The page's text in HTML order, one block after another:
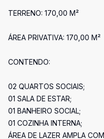
TERRENO: 170,00 M²
ÁREA PRIVATIVA: 170,00 M²
CONTENDO:
02 QUARTOS SOCIAIS;
01 SALA DE ESTAR;
01 BANHEIRO SOCIAL;
01 COZINHA INTERNA;
ÁREA DE LAZER AMPLA